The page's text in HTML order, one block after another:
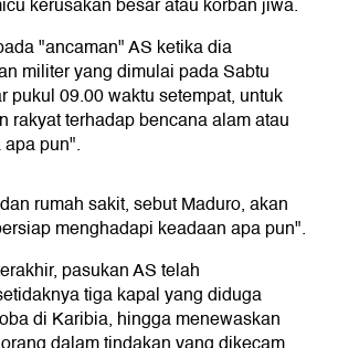
kerusakan besar atau korban jiwa.
"ancaman" AS ketika dia
militer yang dimulai pada Sabtu
pukul 09.00 waktu setempat, untuk
rakyat terhadap bencana alam atau
pun".
rumah sakit, sebut Maduro, akan
menghadapi keadaan apa pun".
pasukan AS telah
tiga kapal yang diduga
di Karibia, hingga menewaskan